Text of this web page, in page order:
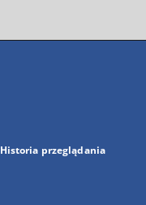
się
Historia przeglądania